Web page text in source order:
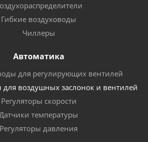
Гибкие воздуховоды
Чиллеры
Автоматика
для регулирующих вентилей
воздушных заслонок и вентилей
Регуляторы скорости
температуры
Регуляторы давления